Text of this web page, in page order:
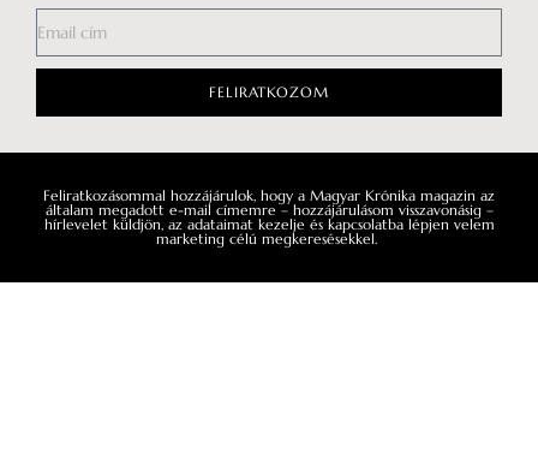
FELIRATKOZOM
Feliratkozásommal hozzájárulok, hogy a Magyar Krónika magazin az
általam megadott e-mail címemre – hozzájárulásom visszavonásig –
hírlevelet küldjön, az adataimat kezelje és kapcsolatba lépjen velem
marketing célú megkeresésekkel.